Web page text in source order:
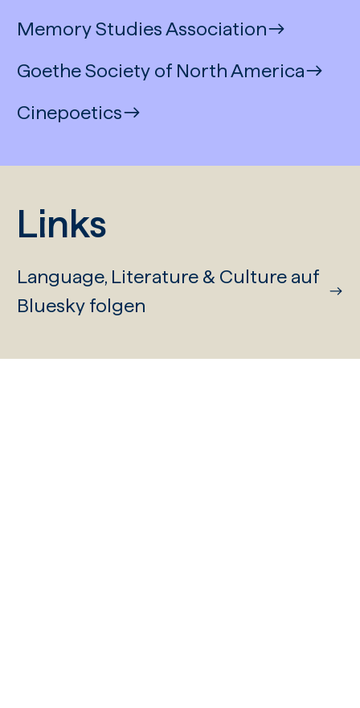
Memory Studies Association
Goethe Society of North America
Cinepoetics
Links
Language, Literature & Culture auf
Bluesky folgen